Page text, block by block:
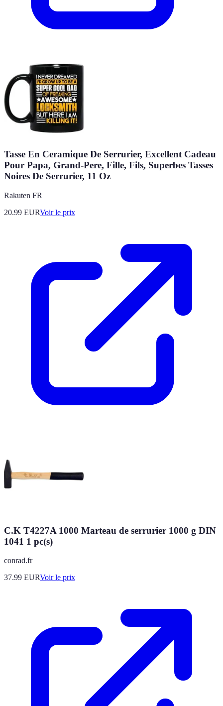
Tasse En Ceramique De Serrurier, Excellent Cadeau
Pour Papa, Grand-Pere, Fille, Fils, Superbes Tasses
Noires De Serrurier, 11 Oz
Rakuten FR
20.99 EURVoir le prix
C.K T4227A 1000 Marteau de serrurier 1000 g DIN
1041 1 pc(s)
conrad.fr
37.99 EURVoir le prix